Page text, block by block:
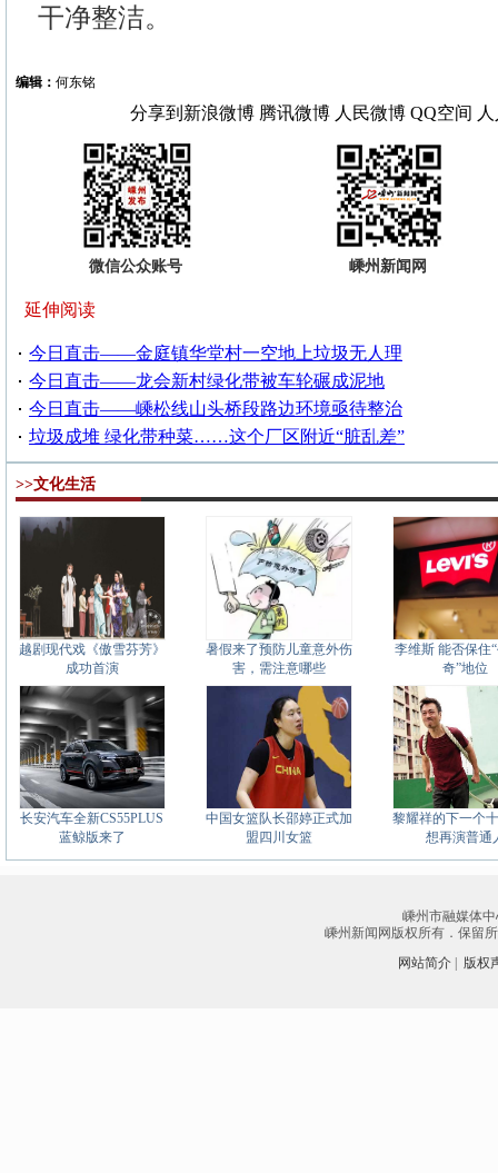
干净整洁。
编辑： 何东铭
分享到 新浪微博 腾讯微博 人民微博 QQ空间
微信公众账号 嵊州新闻网
延伸阅读
今日直击——金庭镇华堂村一空地上垃圾无人理
今日直击——龙会新村绿化带被车轮碾成泥地
今日直击——嵊松线山头桥段路边环境亟待整治
垃圾成堆 绿化带种菜……这个厂区附近“脏乱差”
>>文化生活
越剧现代戏《傲雪芬芳》
成功首演
暑假来了预防儿童意外伤
害，需注意哪些
李维斯 能否保住
奇”地位
长安汽车全新CS55PLUS
蓝鲸版来了
中国女篮队长邵婷正式加
盟四川女篮
黎耀祥的下一个
想再演普通
嵊州市融媒体
嵊州新闻网版权所有．保留
网站简介
版权